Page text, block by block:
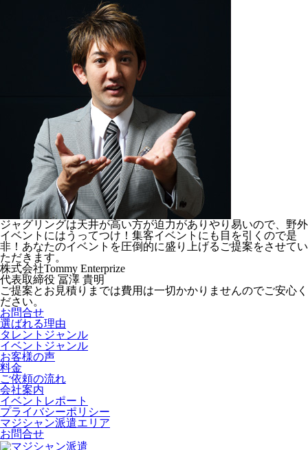
ジャグリングは天井が高い方が迫力がありやり易いので、野外
イベントにはうってつけ！集客イベントにも目を引くので是
非！あなたのイベントを圧倒的に盛り上げるご提案をさせてい
ただきます。
株式会社Tommy Enterprize
代表取締役 冨澤 貴明
ご提案とお見積りまでは費用は一切かかりませんのでご安心く
ださい。
お問合せ
選ばれる理由
タレントジャンル
イベントジャンル
お客様の声
料金
ご依頼の流れ
会社案内
イベントレポート
プライバシーポリシー
マジシャン派遣エリア
お問合せ